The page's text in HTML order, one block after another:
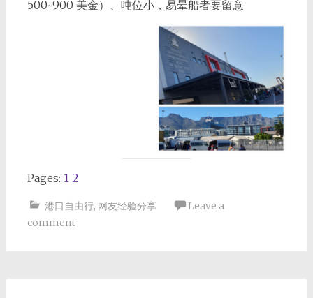
500~900 美金）、吨位小，易晕船者要留意
Pages: 1 2
港口自由行, 网友经验分享
Leave a
comment